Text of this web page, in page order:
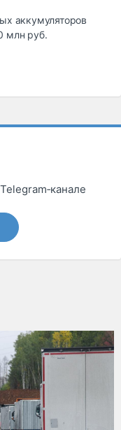
аккумуляторов
млн руб.